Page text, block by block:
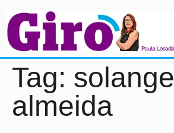
Tag: solange
almeida